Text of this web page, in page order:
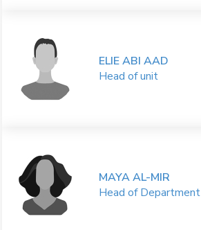
ELIE ABI AAD
Head of unit
MAYA AL-MIR
Head of Department